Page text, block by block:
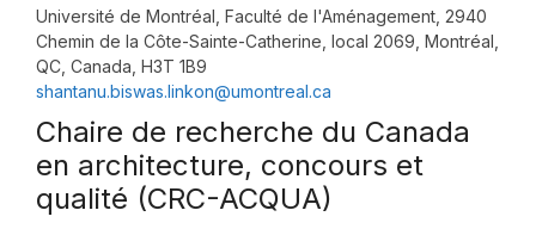
Université de Montréal, Faculté de l'Aménagement, 2940
Chemin de la Côte-Sainte-Catherine, local 2069, Montréal,
QC, Canada, H3T 1B9
shantanu.biswas.linkon@umontreal.ca
Chaire de recherche du Canada
en architecture, concours et
qualité (CRC-ACQUA)